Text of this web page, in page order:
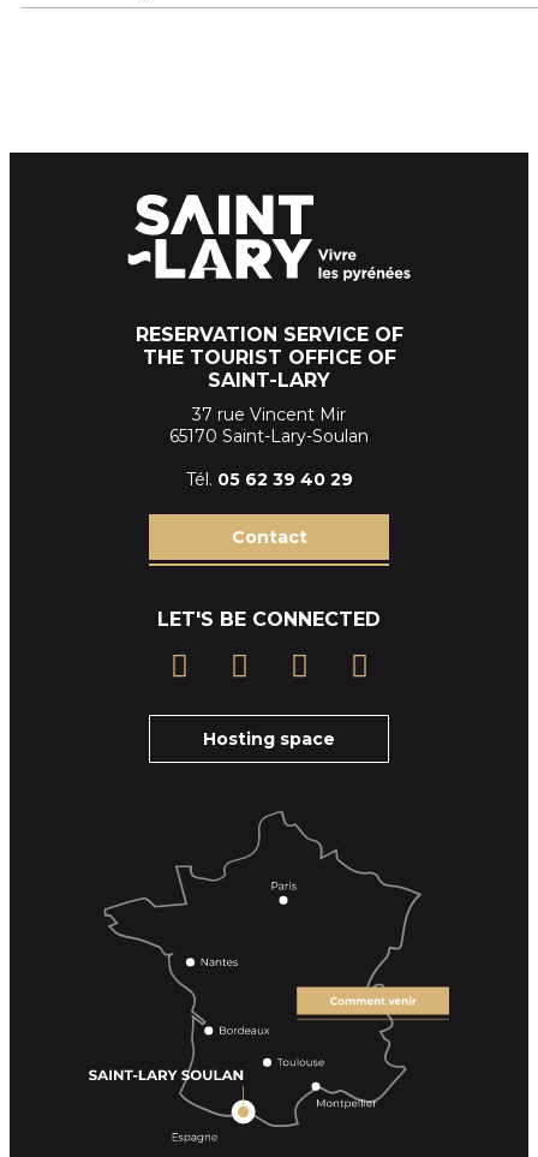
RESERVATION SERVICE OF
THE TOURIST OFFICE OF
SAINT-LARY
37 rue Vincent Mir
65170 Saint-Lary-Soulan
Tél. 05 62 39 40 29
Contact
LET'S BE CONNECTED
Hosting space